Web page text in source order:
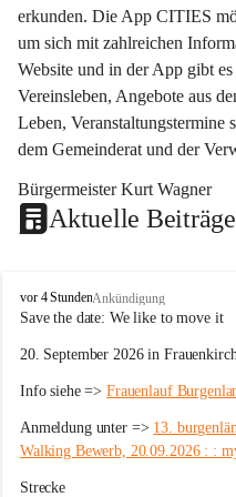
erkunden. Die App CITIES
um sich mit zahlreichen
Website und in der App gibt
Vereinsleben, Angebote aus
Leben, Veranstaltungstermine
dem Gemeinderat und der
Bürgermeister Kurt Wagner
Aktuelle Beiträge
W
ö
t
r
b
e
r
g
vor 4 StundenAnkündigung
Save the date: We like to move it
20. September 2026 in
Info siehe => Frauenlauf
Anmeldung unter => 13.
Walking Bewerb, 20.09.2026 : :
Strecke